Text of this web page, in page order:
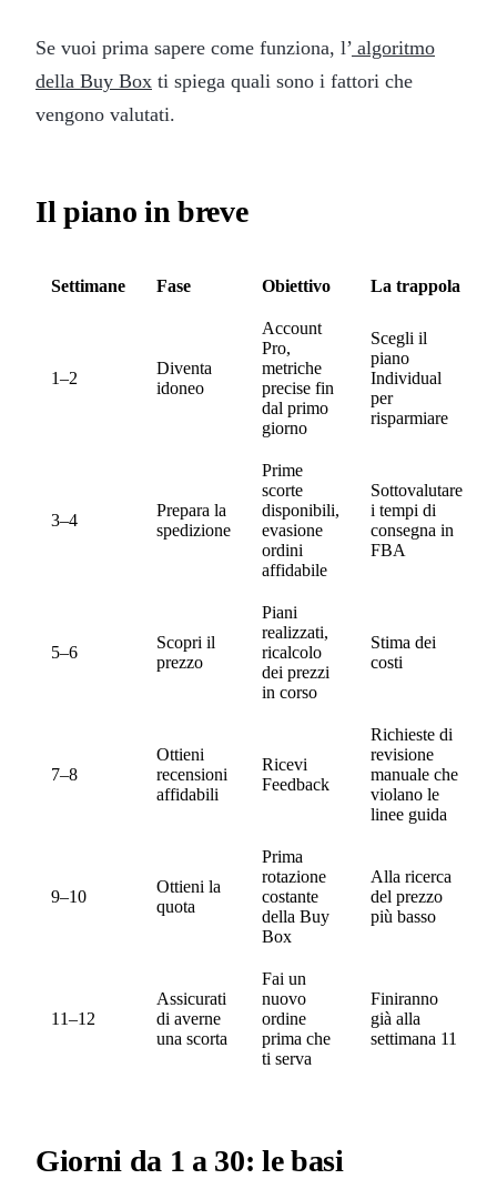
Se vuoi prima sapere come funziona, l’ algoritmo
della Buy Box ti spiega quali sono i fattori che
vengono valutati.
Il piano in breve
Settimane Fase Obiettivo La trappola
1–2
Diventa
idoneo
Account
Pro,
metriche
precise fin
dal primo
giorno
Scegli il
piano
Individual
per
risparmiare
3–4
Prepara la
spedizione
Prime
scorte
disponibili,
evasione
ordini
affidabile
Sottovalutare
i tempi di
consegna in
FBA
5–6
Scopri il
prezzo
Piani
realizzati,
ricalcolo
dei prezzi
in corso
Stima dei
costi
7–8
Ottieni
recensioni
affidabili
Ricevi
Feedback
Richieste di
revisione
manuale che
violano le
linee guida
9–10
Ottieni la
quota
Prima
rotazione
costante
della Buy
Box
Alla ricerca
del prezzo
più basso
11–12
Assicurati
di averne
una scorta
Fai un
nuovo
ordine
prima che
ti serva
Finiranno
già alla
settimana 11
Giorni da 1 a 30: le basi